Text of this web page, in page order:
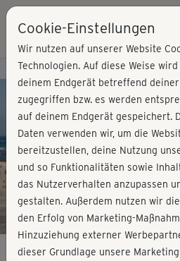
Kursvorschau - Jetzt mitmachen!
Cookie-Einstellungen
Wir nutzen auf unserer Website
Technologien. Auf diese Weise
deinem Endgerät betreffend
zugegriffen bzw. es werden
auf deinem Endgerät gespeichert.
Daten verwenden wir, um die
bereitzustellen, deine Nutzung
und so Funktionalitäten sowie
das Nutzerverhalten anzupassen
gestalten. Außerdem nutzen wir
den Erfolg von Marketing-
Hinzuziehung externer
dieser Grundlage unsere